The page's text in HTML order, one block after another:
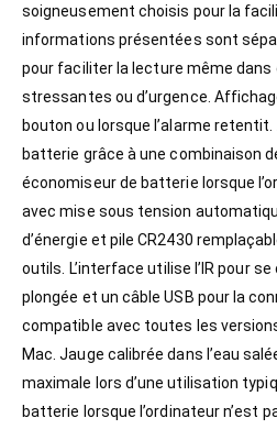
soigneusement choisis pour la
informations présentées sont
pour faciliter la lecture même
stressantes ou d’urgence.
bouton ou lorsque l’alarme
batterie grâce à une combinaison
économiseur de batterie lorsque
avec mise sous tension
d’énergie et pile CR2430
outils. L’interface utilise l’IR pour
plongée et un câble USB pour la
compatible avec toutes les
Mac. Jauge calibrée dans l’eau
maximale lors d’une utilisation
batterie lorsque l’ordinateur n’est